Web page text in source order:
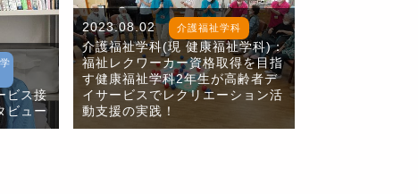
ビス接
ビュー
2023.08.02 介護福祉学科
介護福祉学科(現 健康福祉学科)：
福祉レクワーカー資格取得を目指
す健康福祉学科2年生が高齢者デ
イサービスでレクリエーション活
動支援の実践！